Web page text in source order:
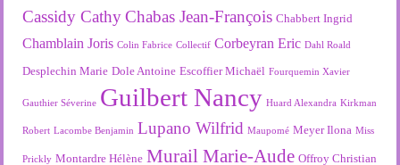
Cassidy Cathy Chabas Jean-François Chabbert Ingrid
Chamblain Joris Colin Fabrice Collectif Corbeyran Eric Dahl Roald
Desplechin Marie Dole Antoine Escoffier Michaël Fourquemin Xavier
Gauthier Séverine Guilbert Nancy Huard Alexandra Kirkman
Robert Lacombe Benjamin Lupano Wilfrid Maupomé Meyer Ilona Miss
Prickly Montardre Hélène Murail Marie-Aude Offroy Christian